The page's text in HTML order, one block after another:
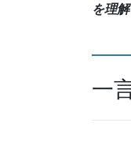
を理
一